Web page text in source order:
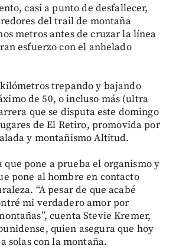
casi a punto de desfallecer,
del trail de montaña
metros antes de cruzar la línea
esfuerzo con el anhelado
trepando y bajando
de 50, o incluso más (ultra
que se disputa este domingo
de El Retiro, promovida por
y montañismo Altitud.
que pone a prueba el organismo y
pone al hombre en contacto
“A pesar de que acabé
mi verdadero amor por
cuenta Stevie Kremer,
quien asegura que hoy
solas con la montaña.